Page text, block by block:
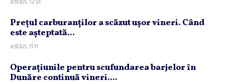
Preţul carburanţilor a scăzut uşor vineri. Când
este aşteptată...
astăzi, 11:11
Operaţiunile pentru scufundarea barjelor în
Dunăre continuă vineri....